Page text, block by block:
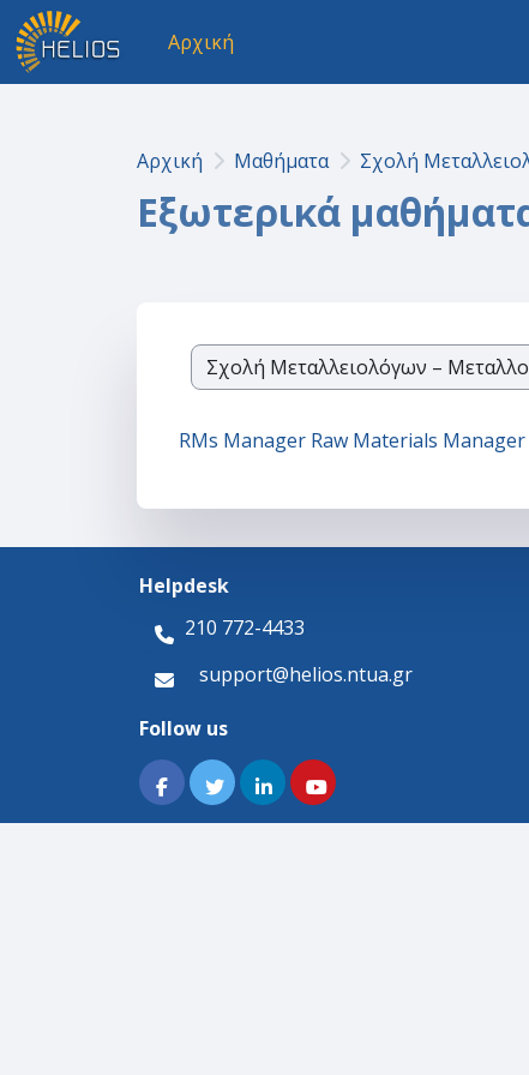
Μετάβαση στο κεντρικό περιεχόμενο
Αρχική
Αρχική Μαθήματα Σχολή
Εξωτερικά
Κατηγορίες μαθημάτων
RMs Manager Raw Materials Manager
Helpdesk
210 772-4433
support@helios.ntua.gr
Follow us